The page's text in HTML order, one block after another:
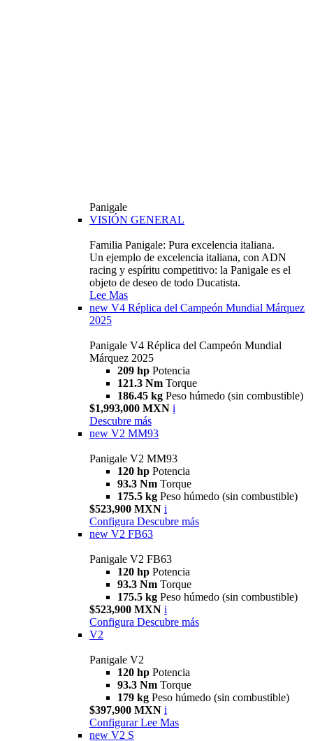
Panigale
VISIÓN GENERAL
Familia Panigale: Pura excelencia italiana.
Un ejemplo de excelencia italiana, con ADN
racing y espíritu competitivo: la Panigale es el
objeto de deseo de todo Ducatista.
Lee Mas
new V4 Réplica del Campeón Mundial Márquez
2025
Panigale V4 Réplica del Campeón Mundial
Márquez 2025
209 hp Potencia
121.3 Nm Torque
186.45 kg Peso húmedo (sin combustible)
$1,993,000 MXN i
Descubre más
new V2 MM93
Panigale V2 MM93
120 hp Potencia
93.3 Nm Torque
175.5 kg Peso húmedo (sin combustible)
$523,900 MXN i
Configura Descubre más
new V2 FB63
Panigale V2 FB63
120 hp Potencia
93.3 Nm Torque
175.5 kg Peso húmedo (sin combustible)
$523,900 MXN i
Configura Descubre más
V2
Panigale V2
120 hp Potencia
93.3 Nm Torque
179 kg Peso húmedo (sin combustible)
$397,900 MXN i
Configurar Lee Mas
new V2 S